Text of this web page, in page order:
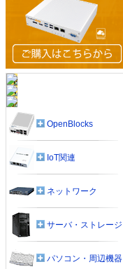
OpenBlocks
IoT関連
ネットワーク
サーバ・ストレージ
パソコン・周辺機器